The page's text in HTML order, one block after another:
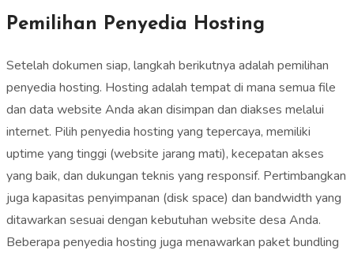
Pemilihan Penyedia Hosting
Setelah dokumen siap, langkah berikutnya adalah pemilihan
penyedia hosting. Hosting adalah tempat di mana semua file
dan data website Anda akan disimpan dan diakses melalui
internet. Pilih penyedia hosting yang tepercaya, memiliki
uptime yang tinggi (website jarang mati), kecepatan akses
yang baik, dan dukungan teknis yang responsif. Pertimbangkan
juga kapasitas penyimpanan (disk space) dan bandwidth yang
ditawarkan sesuai dengan kebutuhan website desa Anda.
Beberapa penyedia hosting juga menawarkan paket bundling